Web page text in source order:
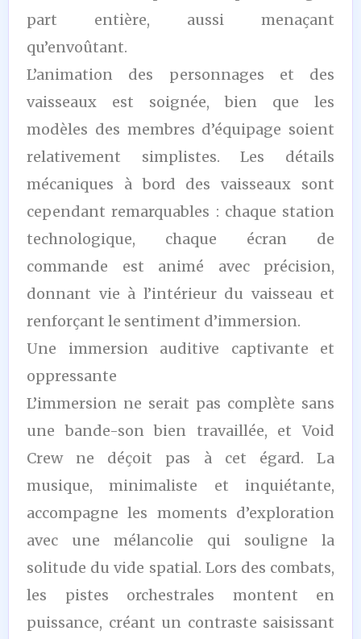
part entière, aussi menaçant
qu’envoûtant.
L’animation des personnages et des
vaisseaux est soignée, bien que les
modèles des membres d’équipage soient
relativement simplistes. Les détails
mécaniques à bord des vaisseaux sont
cependant remarquables : chaque station
technologique, chaque écran de
commande est animé avec précision,
donnant vie à l’intérieur du vaisseau et
renforçant le sentiment d’immersion.
Une immersion auditive captivante et
oppressante
L’immersion ne serait pas complète sans
une bande-son bien travaillée, et Void
Crew ne déçoit pas à cet égard. La
musique, minimaliste et inquiétante,
accompagne les moments d’exploration
avec une mélancolie qui souligne la
solitude du vide spatial. Lors des combats,
les pistes orchestrales montent en
puissance, créant un contraste saisissant